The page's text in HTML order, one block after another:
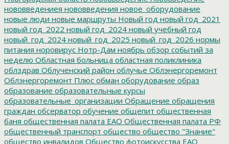
нововведениея нововведения новое_оборудование
новые люди новые маршруты Новый год новый год_2021
новый год_2022 новый год_2024 новый учебный год
новый_год_2024 новый_год_2025 новый_год_2026 нормы
питания норовирус Нотр-Дам ноябрь обзор событий за
неделю Областная больница областная поликлиника
облздрав Облученский район облучье Облэнергоремонт
Облэнергоремонт Плюс обман оборудование образ
образование образовательные курсы
образовательные_организации Обращение обращения
граждан обсерватор обучение общепит общественная
баня общественная палата ЕАО Общественная палата РФ
общественный транспорт общество общество "Знание"
общество инвалидов Общество фотоискусства ЕАО